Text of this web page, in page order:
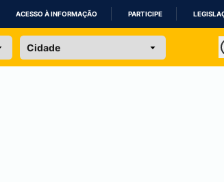
ACESSO À INFORMAÇÃO PARTICIPE